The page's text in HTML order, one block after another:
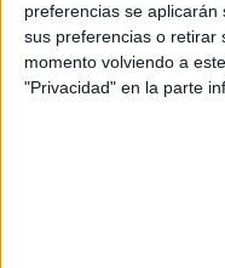
preferencias se
sus preferencias o retirar
momento volviendo a
"Privacidad" en la parte
El objetivo de Casado
que la presentación de
a los comicios en los